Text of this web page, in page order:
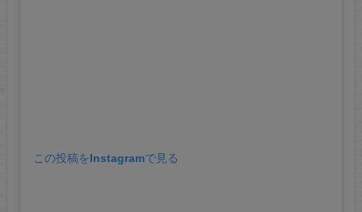
この投稿をInstagramで見る